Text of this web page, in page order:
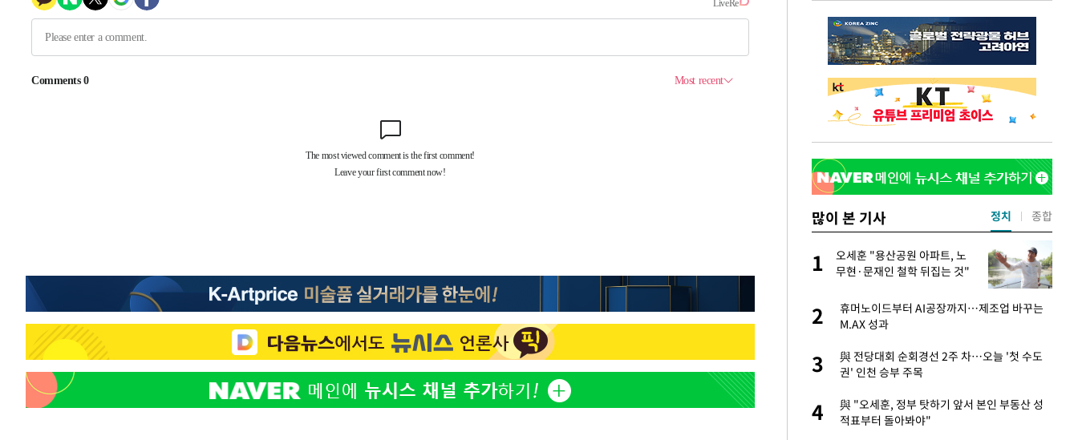
-8217초 전 >[속보]'압수수색·성접대 논란' 축구협회 "실망과 걱정 안겨드려 죄
송"
많이 본 기사
2
"창 3개 띄워도 답답함 없네"…'폴드8 울트
라', 일주일 써보니
3
오세훈 "용산공원 아파트, 노무현·문재인 철
학 뒤집는 것"
4
[속보]뉴욕증시 상승 마감…S&P 0.6% 나스
1
오세훈 "용산공원 아파트, 노
무현·문재인 철학 뒤집는 것"
2
휴머노이드부터 AI공장까지…제조업 바꾸는
M.AX 성과
3
與 전당대회 순회경선 2주 차…오늘 '첫 수도
권' 인천 승부 주목
4
與 "오세훈, 정부 탓하기 앞서 본인 부동산 성
적표부터 돌아봐야"
정치 종합